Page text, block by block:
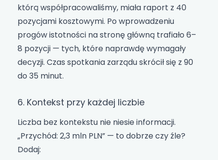
którą współpracowaliśmy, miała raport z 40
pozycjami kosztowymi. Po wprowadzeniu
progów istotności na stronę główną trafiało 6–
8 pozycji — tych, które naprawdę wymagały
decyzji. Czas spotkania zarządu skrócił się z 90
do 35 minut.
6. Kontekst przy każdej liczbie
Liczba bez kontekstu nie niesie informacji.
„Przychód: 2,3 mln PLN” — to dobrze czy źle?
Dodaj: